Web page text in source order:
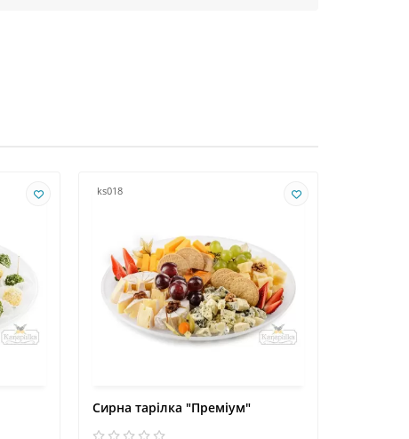
ks018
Сирна тарілка "Преміум"